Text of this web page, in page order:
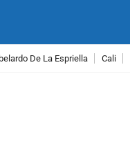
De La Espriella Cali